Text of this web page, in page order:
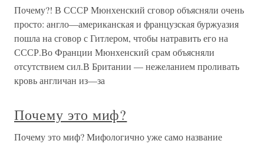
Почему?! В СССР Мюнхенский сговор объясняли очень
просто: англо—американская и французская буржуазия
пошла на сговор с Гитлером, чтобы натравить его на
СССР.Во Франции Мюнхенский срам объясняли
отсутствием сил.В Британии — нежеланием проливать
кровь англичан из—за
Почему это миф?
Почему это миф? Мифологично уже само название